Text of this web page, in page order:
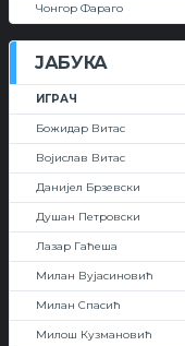
Чонгор Фараго
ЈАБУКА
ИГРАЧ
Божидар Витас
Војислав Витас
Данијел Брзевски
Душан Петровски
Лазар Гаћеша
Милан Вујасиновић
Милан Спасић
Милош Кузмановић